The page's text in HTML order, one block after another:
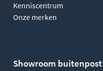
Kenniscentrum
Onze merken
Showroom buitenpost